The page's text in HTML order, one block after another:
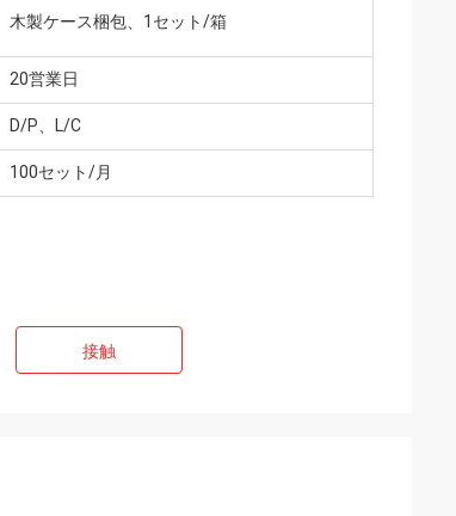
木製ケース梱包、1セット/箱
20営業日
D/P、L/C
100セット/月
接触